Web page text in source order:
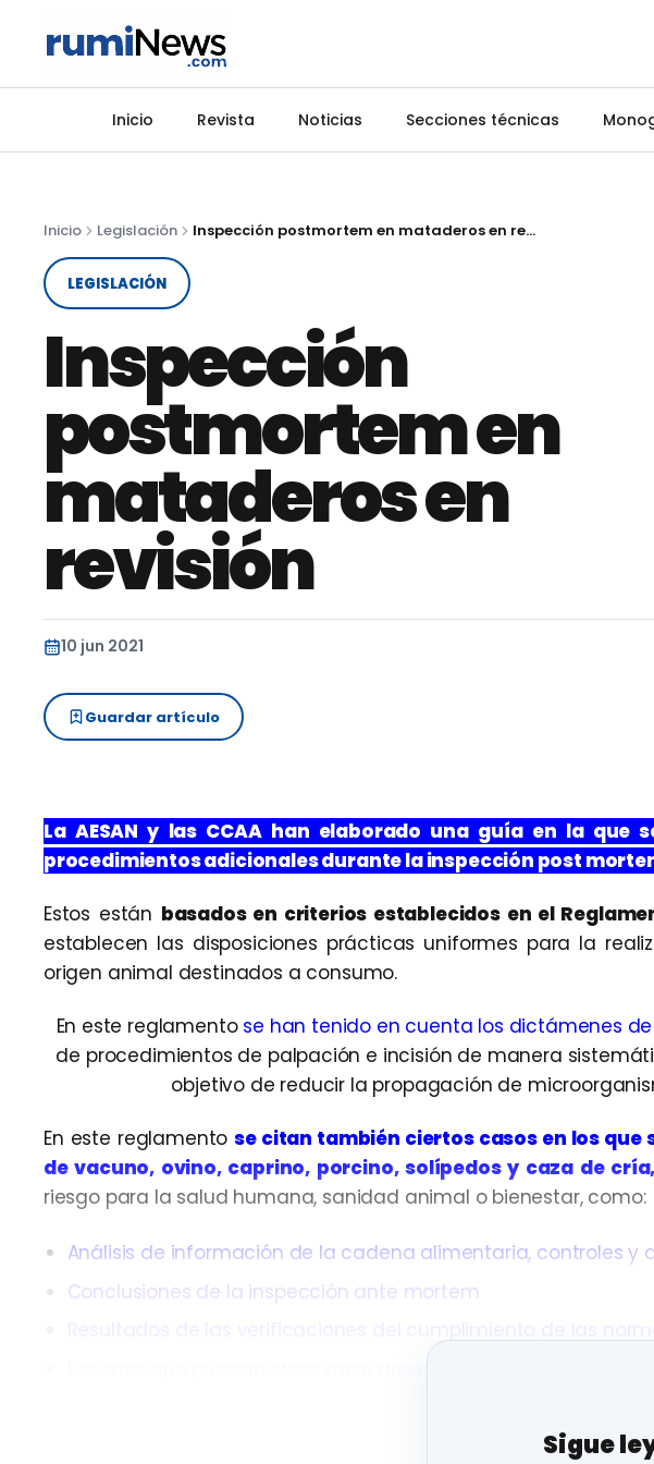
Inicio Revista Noticias Secciones técnicas
Inicio Legislación Inspección postmortem en mataderos en revisión
LEGISLACIÓN
Inspección
postmortem en
mataderos en
revisión
10 jun 2021
Guardar artículo
La AESAN y las CCAA han elaborado una guía en la que
procedimientos adicionales durante la inspección post
Estos están basados en criterios establecidos en el
establecen las disposiciones prácticas uniformes para la
origen animal destinados a consumo.
En este reglamento se han tenido en cuenta los dictámenes de
de procedimientos de palpación e incisión de manera
objetivo de reducir la propagación de
En este reglamentose citan también ciertos casos en los que
de vacuno, ovino, caprino, porcino, solípedos y caza de cría,
riesgo para la salud humana, sanidad animal o bienestar, como:
Análisis de información de la cadena alimentaria, controles y
Conclusiones de la inspección ante mortem
Lesiones que puedan observarse durante la propia inspección
Datos epidemiológicos adicionales u otros datos de la
Sigue